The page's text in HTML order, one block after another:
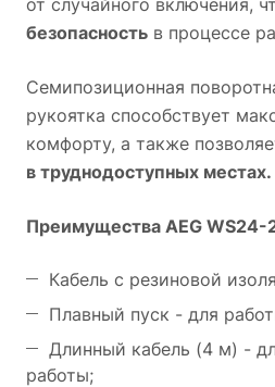
безопасность в процессе
Семипозиционная
рукоятка способствует
комфорту, а также
в труднодоступных местах.
Преимущества AEG WS24-
Кабель с резиновой
Плавный пуск - для
Длинный кабель (4 м) -
работы;